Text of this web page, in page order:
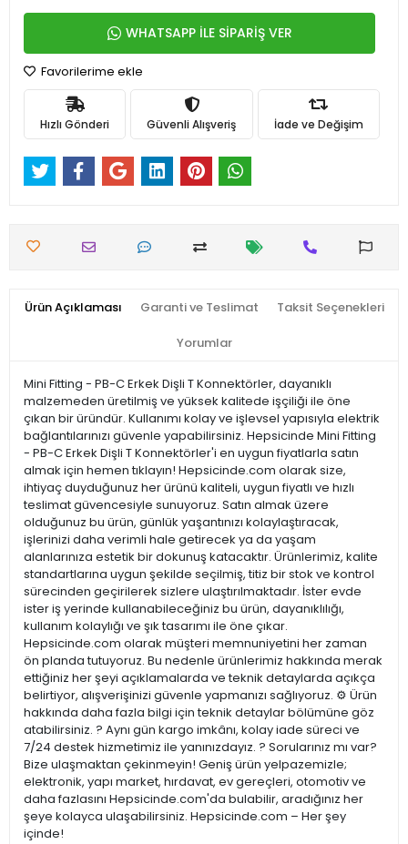
WHATSAPP İLE SİPARİŞ VER
Favorilerime ekle
Hızlı Gönderi Güvenli Alışveriş İade ve Değişim
Ürün Açıklaması Garanti ve Teslimat Taksit Seçenekleri
Yorumlar
Mini Fitting - PB-C Erkek Dişli T Konnektörler, dayanıklı
malzemeden üretilmiş ve yüksek kalitede işçiliği ile öne
çıkan bir üründür. Kullanımı kolay ve işlevsel yapısıyla elektrik
bağlantılarınızı güvenle yapabilirsiniz. Hepsicinde Mini Fitting
- PB-C Erkek Dişli T Konnektörler'i en uygun fiyatlarla satın
almak için hemen tıklayın! Hepsicinde.com olarak size,
ihtiyaç duyduğunuz her ürünü kaliteli, uygun fiyatlı ve hızlı
teslimat güvencesiyle sunuyoruz. Satın almak üzere
olduğunuz bu ürün, günlük yaşantınızı kolaylaştıracak,
işlerinizi daha verimli hale getirecek ya da yaşam
alanlarınıza estetik bir dokunuş katacaktır. Ürünlerimiz, kalite
standartlarına uygun şekilde seçilmiş, titiz bir stok ve kontrol
sürecinden geçirilerek sizlere ulaştırılmaktadır. İster evde
ister iş yerinde kullanabileceğiniz bu ürün, dayanıklılığı,
kullanım kolaylığı ve şık tasarımı ile öne çıkar.
Hepsicinde.com olarak müşteri memnuniyetini her zaman
ön planda tutuyoruz. Bu nedenle ürünlerimiz hakkında merak
ettiğiniz her şeyi açıklamalarda ve teknik detaylarda açıkça
belirtiyor, alışverişinizi güvenle yapmanızı sağlıyoruz. ⚙️ Ürün
hakkında daha fazla bilgi için teknik detaylar bölümüne göz
atabilirsiniz. ? Aynı gün kargo imkânı, kolay iade süreci ve
7/24 destek hizmetimiz ile yanınızdayız. ? Sorularınız mı var?
Bize ulaşmaktan çekinmeyin! Geniş ürün yelpazemizle;
elektronik, yapı market, hırdavat, ev gereçleri, otomotiv ve
daha fazlasını Hepsicinde.com'da bulabilir, aradığınız her
şeye kolayca ulaşabilirsiniz. Hepsicinde.com – Her şey
içinde!